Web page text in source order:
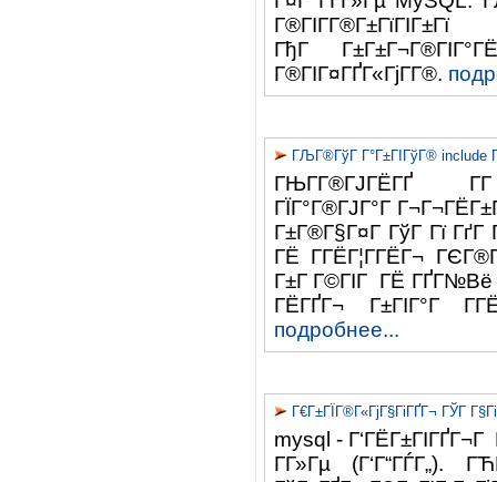
ГђГ
Г®ГІГ¤ГҐГ«ГјГ­Г®.
ГЉГ®ГўГ Г°Г±ГІГўГ® include
ГЇГ°Г®ГЈГ°Г
Г±Г®Г§Г¤Г ГўГ Гї
ГЁ Г­ГЁГ¦Г­ГЁГ¬
Г±Г Г©ГІГ ГЁ ГҐГ№Вё
ГЁГҐГ¬ Г±ГІГ°Г
подробнее...
Г€Г±ГЇГ®Г«ГјГ§ГіГҐГ¬ ГЎГ
mysql - Г‘ГЁГ±ГІГҐГ¬Г
Г­Г»Гµ (Г‘Г“ГЃГ„).